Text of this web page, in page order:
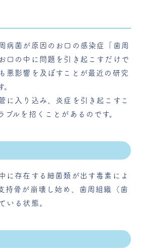
病菌が原因のお口の感染症「歯周
口の中に問題を引き起こすだけで
悪影響を及ぼすことが最近の研究
に入り込み、炎症を引き起こすこ
ブルを招くことがあるのです。
に存在する細菌類が出す毒素によ
持骨が崩壊し始め、歯周組織（歯
いる状態。